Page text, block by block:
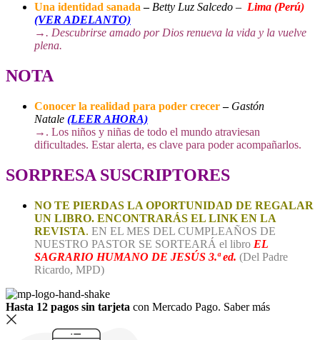
Una identidad sanada–Betty Luz Salcedo – Lima (Perú)
(VER ADELANTO)
→. Descubrirse amado por Dios renueva la vida y la vuelve
plena.
NOTA
Conocer la realidad para poder crecer– Gastón
Natale (LEER AHORA)
→ . Los niños y niñas de todo el mundo atraviesan
dificultades. Estar alerta, es clave para poder acompañarlos.
SORPRESA SUSCRIPTORES
NO TE PIERDAS LA OPORTUNIDAD DE REGALAR
UN LIBRO. ENCONTRARÁS EL LINK EN LA
REVISTA. EN EL MES DEL CUMPLEAÑOS DE
NUESTRO PASTOR SE SORTEARÁ el libro EL
SAGRARIO HUMANO DE JESÚS 3.ª ed. (Del Padre
Ricardo, MPD)
Hasta 12 pagos sin tarjeta con Mercado Pago. Saber más